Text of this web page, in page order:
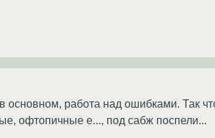
основном, работа над ошибками. Так
офтопичные e..., под сабж поспели...